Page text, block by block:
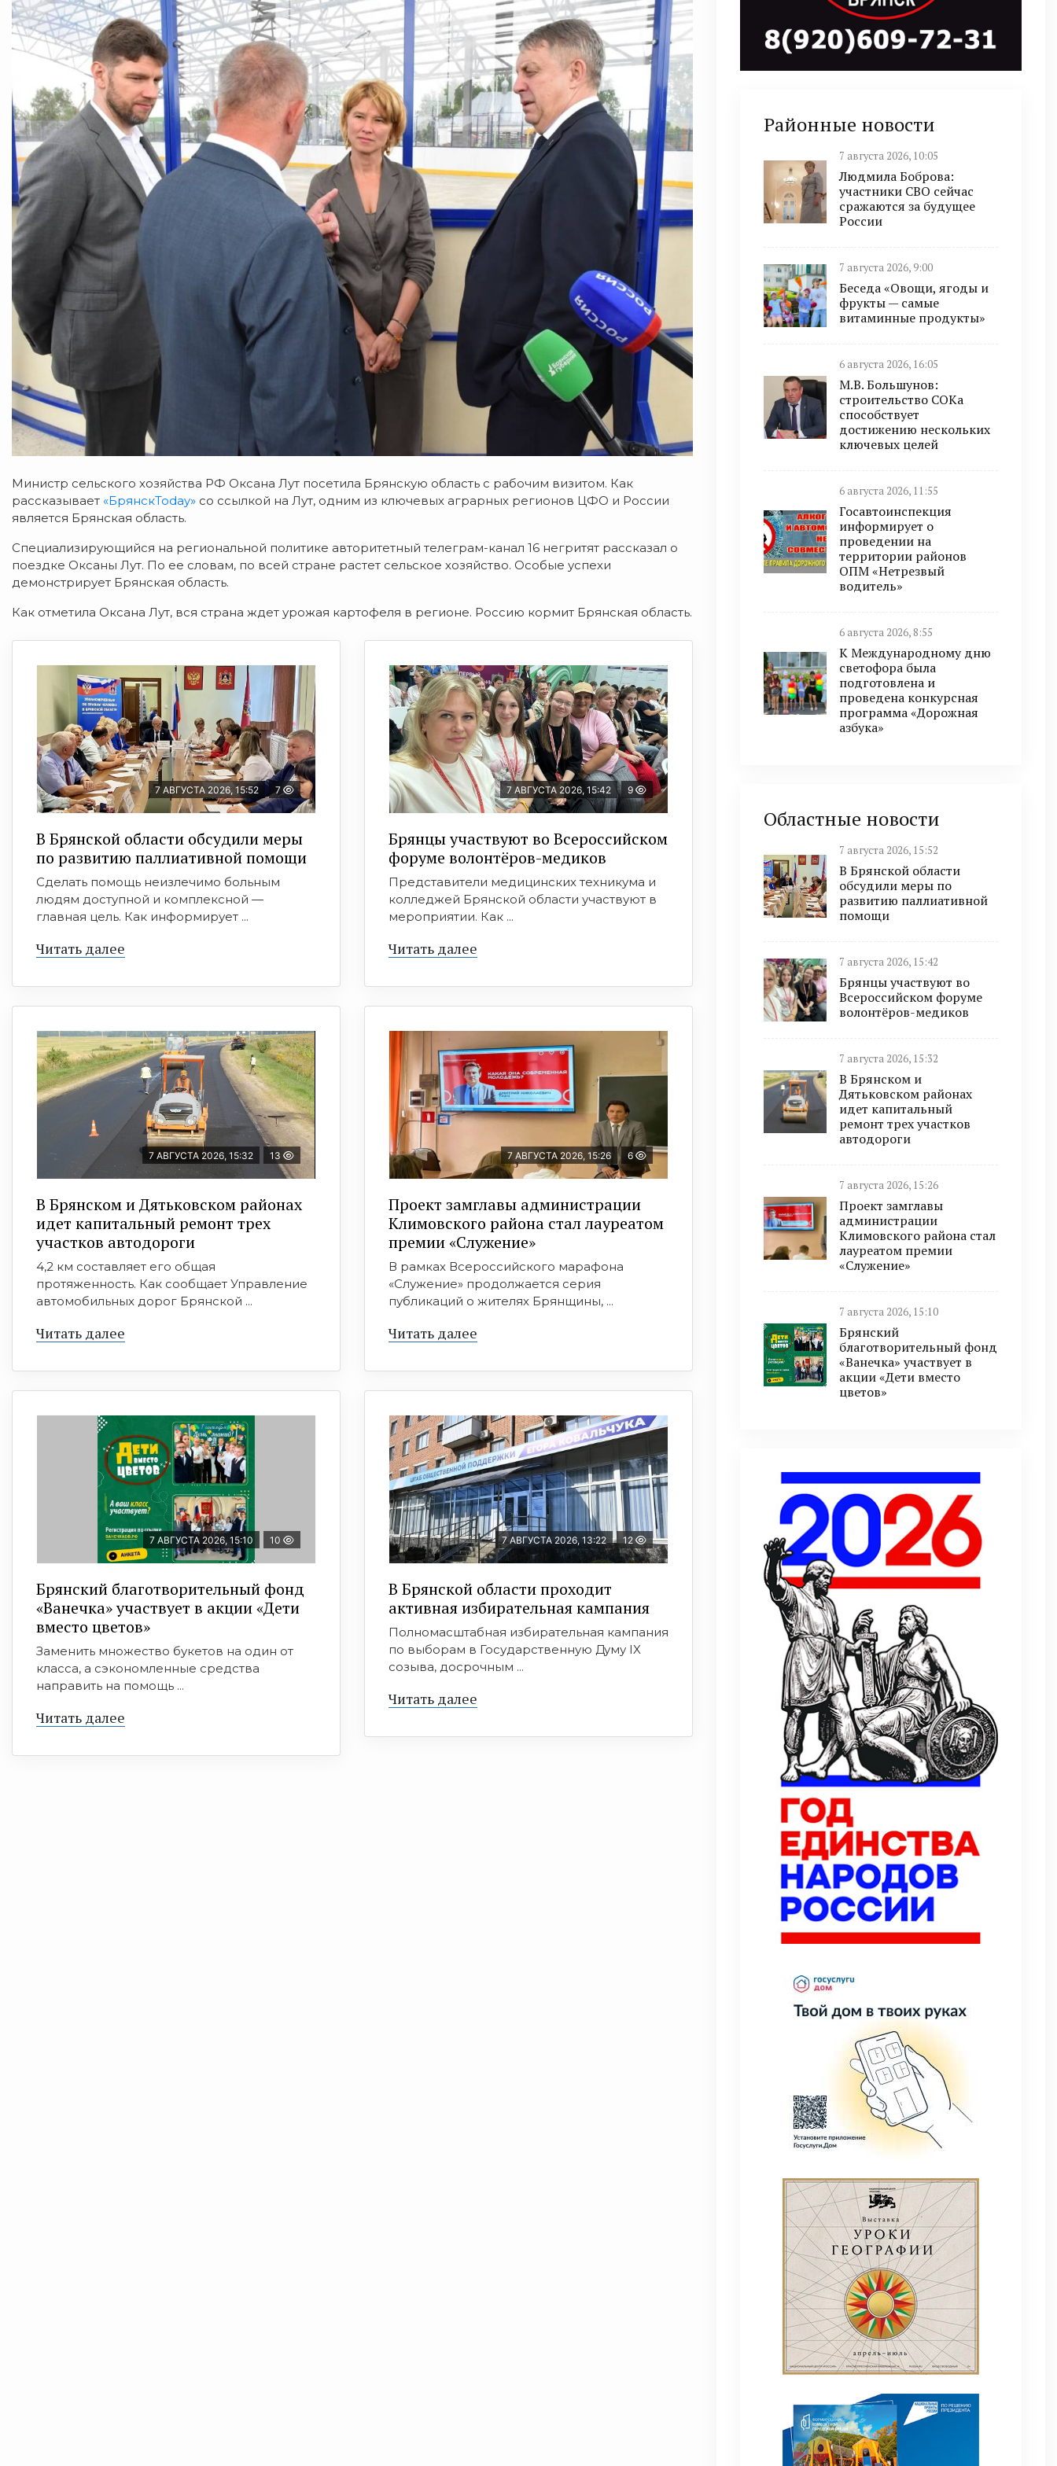
Министр сельского хозяйства РФ Оксана Лут посетила Брянскую область с рабочим визитом. Как
рассказывает «БрянскToday» со ссылкой на Лут, одним из ключевых аграрных регионов ЦФО и России
является Брянская область.
Специализирующийся на региональной политике авторитетный телеграм-канал 16 негритят рассказал о
поездке Оксаны Лут. По ее словам, по всей стране растет сельское хозяйство. Особые успехи
демонстрирует Брянская область.
Как отметила Оксана Лут, вся страна ждет урожая картофеля в регионе. Россию кормит Брянская область.
7 АВГУСТА 2026, 15:52 7
В Брянской области обсудили меры
по развитию паллиативной помощи
Сделать помощь неизлечимо больным
людям доступной и комплексной —
главная цель. Как информирует ...
Читать далее
7 АВГУСТА 2026, 15:42 9
Брянцы участвуют во Всероссийском
форуме волонтёров-медиков
Представители медицинских техникума и
колледжей Брянской области участвуют в
мероприятии. Как ...
Читать далее
7 АВГУСТА 2026, 15:32 13
В Брянском и Дятьковском районах
идет капитальный ремонт трех
участков автодороги
4,2 км составляет его общая
протяженность. Как сообщает Управление
автомобильных дорог Брянской ...
Читать далее
7 АВГУСТА 2026, 15:26 6
Проект замглавы администрации
Климовского района стал лауреатом
премии «Служение»
В рамках Всероссийского марафона
«Служение» продолжается серия
публикаций о жителях Брянщины, ...
Читать далее
7 АВГУСТА 2026, 15:10 10
Брянский благотворительный фонд
«Ванечка» участвует в акции «Дети
вместо цветов»
Заменить множество букетов на один от
класса, а сэкономленные средства
направить на помощь ...
Читать далее
7 АВГУСТА 2026, 13:22 12
В Брянской области проходит
активная избирательная кампания
Полномасштабная избирательная кампания
по выборам в Государственную Думу IX
созыва, досрочным ...
Читать далее
Районные новости
7 августа 2026, 10:05
Людмила Боброва:
участники СВО сейчас
сражаются за будущее
России
7 августа 2026, 9:00
Беседа «Овощи, ягоды и
фрукты — самые
витаминные продукты»
6 августа 2026, 16:05
М.В. Большунов:
строительство СОКа
способствует
достижению нескольких
ключевых целей
6 августа 2026, 11:55
Госавтоинспекция
информирует о
проведении на
территории районов
ОПМ «Нетрезвый
водитель»
6 августа 2026, 8:55
К Международному дню
светофора была
подготовлена и
проведена конкурсная
программа «Дорожная
азбука»
Областные новости
7 августа 2026, 15:52
В Брянской области
обсудили меры по
развитию паллиативной
помощи
7 августа 2026, 15:42
Брянцы участвуют во
Всероссийском форуме
волонтёров-медиков
7 августа 2026, 15:32
В Брянском и
Дятьковском районах
идет капитальный
ремонт трех участков
автодороги
7 августа 2026, 15:26
Проект замглавы
администрации
Климовского района стал
лауреатом премии
«Служение»
7 августа 2026, 15:10
Брянский
благотворительный фонд
«Ванечка» участвует в
акции «Дети вместо
цветов»